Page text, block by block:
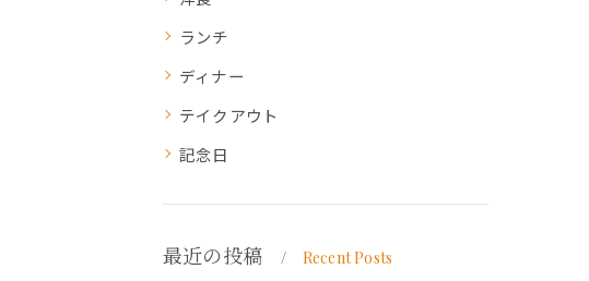
ランチ
ディナー
テイクアウト
記念日
最近の投稿 Recent Posts